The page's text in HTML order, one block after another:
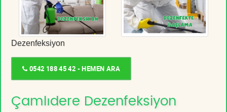
Dezenfeksiyon
0542 188 45 42 - HEMEN ARA
Çamlıdere Dezenfeksiyon